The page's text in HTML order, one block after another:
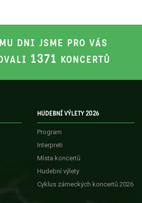
DNI JSME PRO VÁS
1371 KONCERTŮ
HUDEBNÍ VÝLETY 2026
Program
Interpreti
Místa koncertů
Hudební výlety
Cyklus zámeckých koncertů 2026